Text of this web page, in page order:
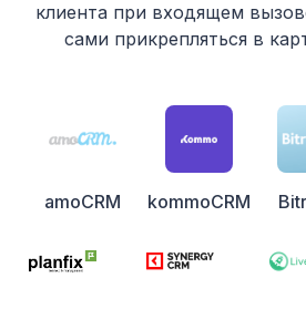
клиента при входящем
сами прикрепляться в
amoCRM kommoCRM